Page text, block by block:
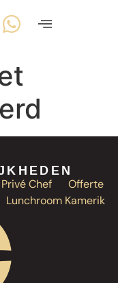
Chef
Offerte
Lunchroom Kamerik